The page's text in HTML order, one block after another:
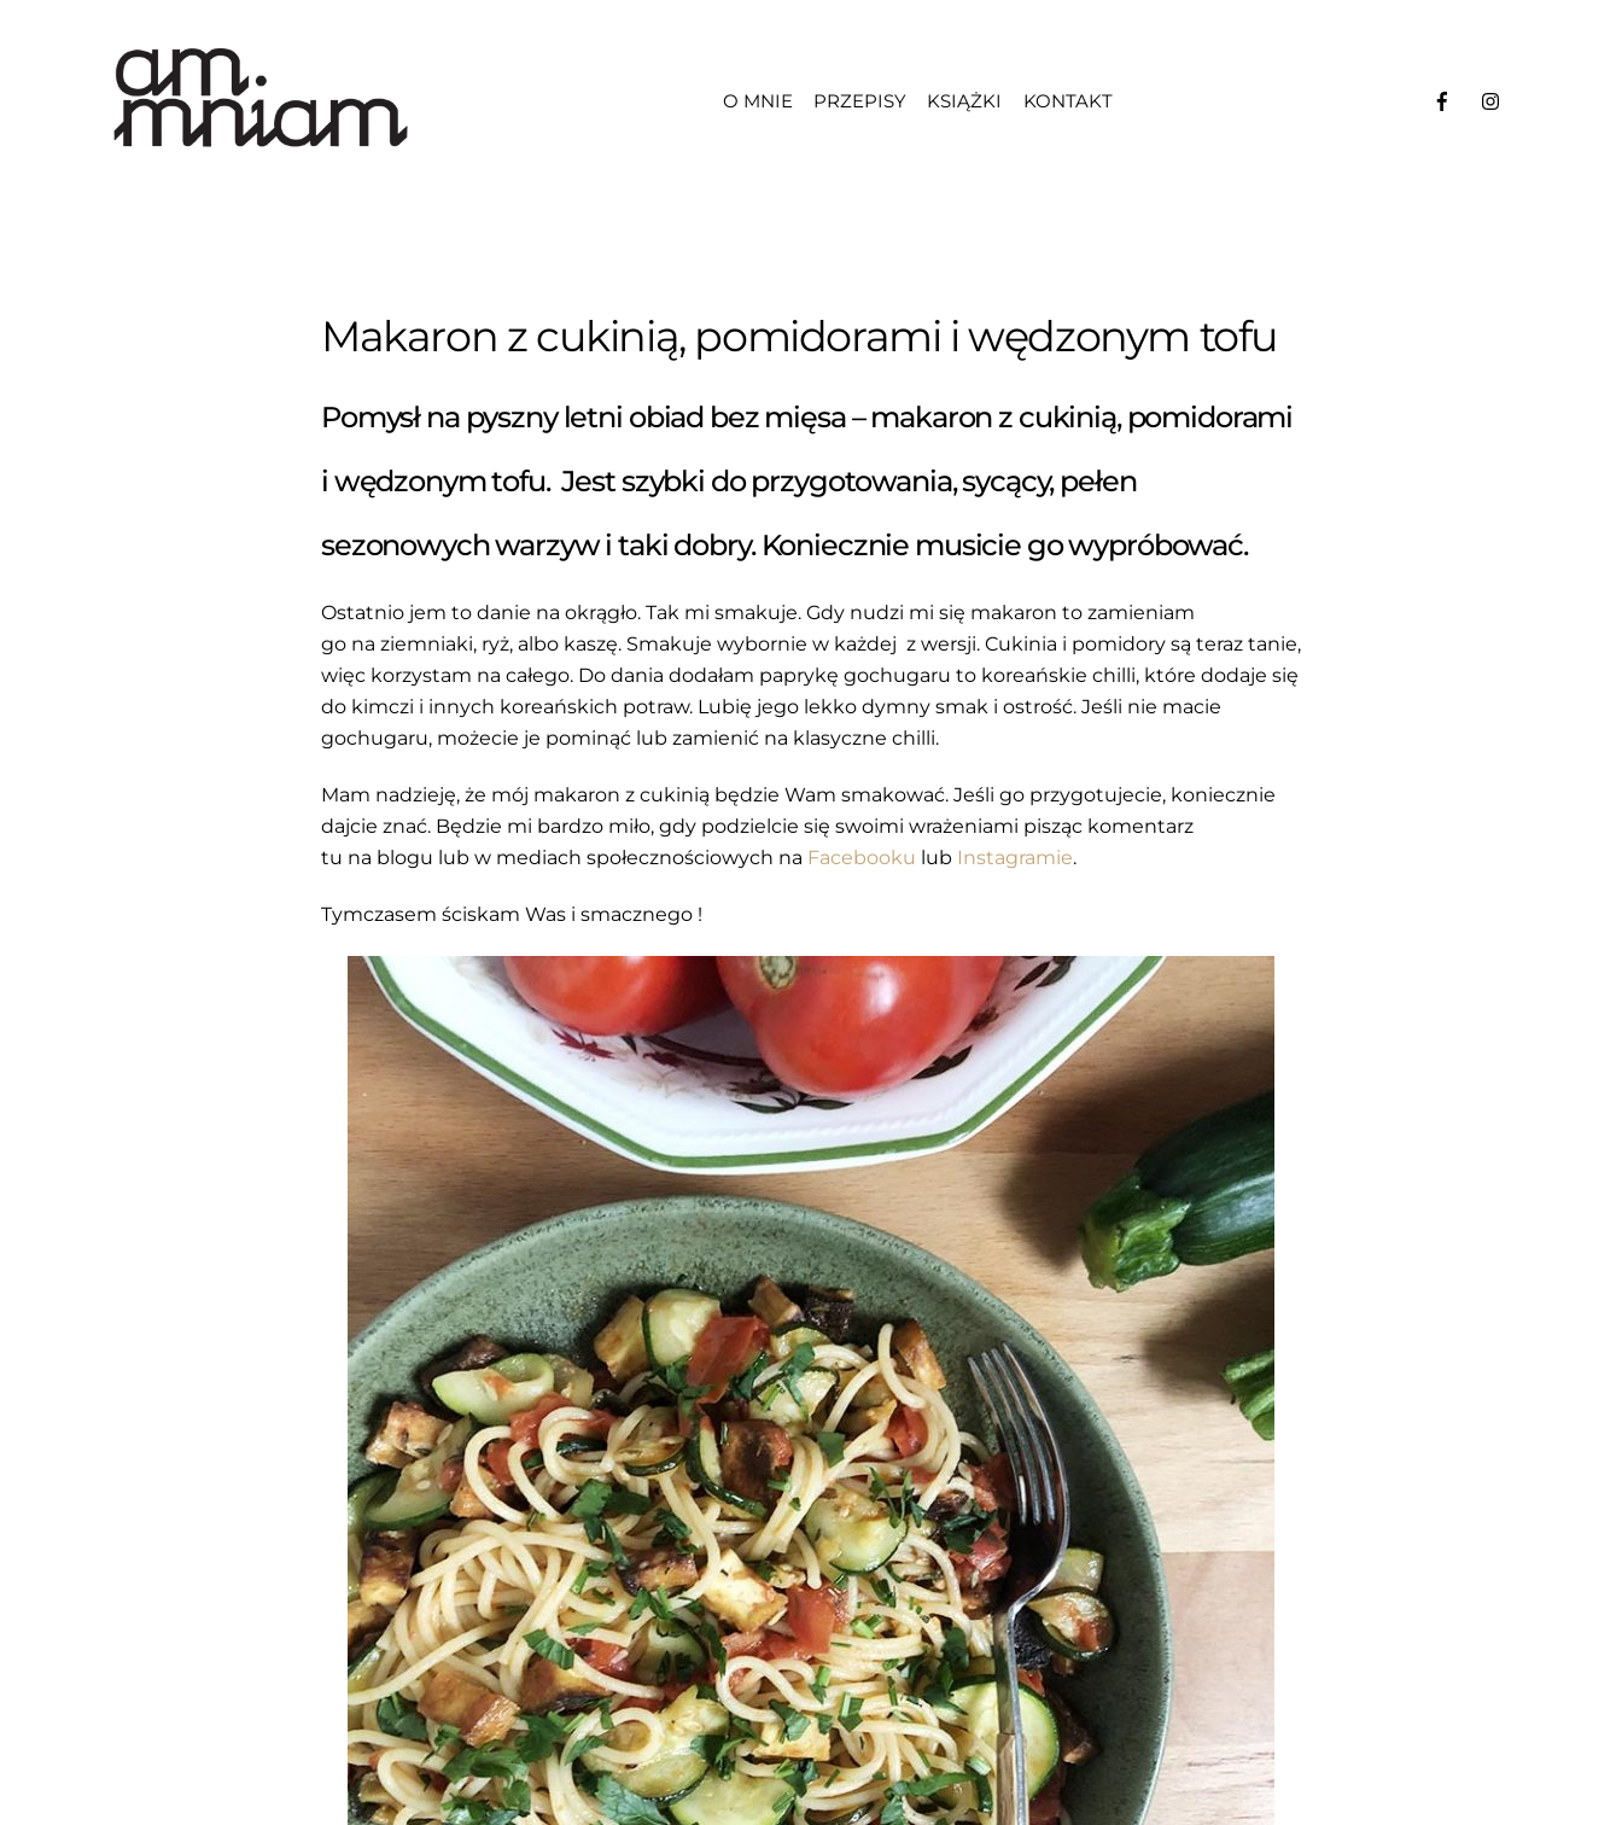
O MNIE
PRZEPISY KSIĄŻKI KONTAKT
Makaron z cukinią, pomidorami i wędzonym tofu
Pomysł na pyszny letni obiad bez mięsa – makaron z cukinią, pomidorami
i wędzonym tofu.Jest szybki do przygotowania, sycący, pełen
sezonowych warzyw i taki dobry. Koniecznie musicie go wypróbować.
Ostatnio jem to danie na okrągło. Tak mi smakuje. Gdy nudzi mi się makaron to zamieniam
go na ziemniaki, ryż, albo kaszę. Smakuje wybornie w każdej z wersji. Cukinia i pomidory są teraz tanie,
więc korzystam na całego. Do dania dodałam paprykę gochugaru to koreańskie chilli, które dodaje się
do kimczi i innych koreańskich potraw. Lubię jego lekko dymny smak i ostrość. Jeśli nie macie
gochugaru, możecie je pominąć lub zamienić na klasyczne chilli.
Mam nadzieję, że mój makaron z cukinią będzie Wam smakować. Jeśli go przygotujecie, koniecznie
dajcie znać. Będzie mi bardzo miło, gdy podzielcie się swoimi wrażeniami pisząc komentarz
tu na blogu lub w mediach społecznościowych na Facebooku lub Instagramie.
Tymczasem ściskam Was i smacznego !